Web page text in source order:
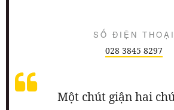
SỐ ĐIỆN THOẠI
028 3845 8297
Một chút giận hai